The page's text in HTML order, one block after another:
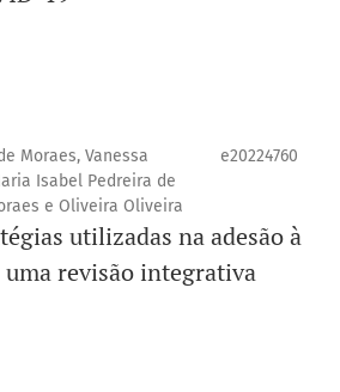
Moraes, Vanessa
Isabel Pedreira de
e Oliveira Oliveira
e20224760
utilizadas na adesão à
revisão integrativa